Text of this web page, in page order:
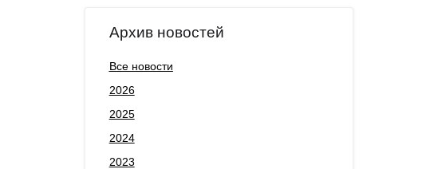
Архив новостей
Все новости
2026
2025
2024
2023